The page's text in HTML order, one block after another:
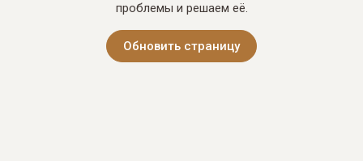
проблемы и решаем её.
Обновить страницу